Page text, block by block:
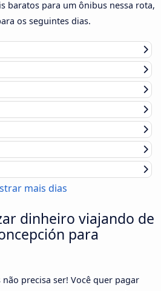
baratos para um ônibus nessa rota,
os seguintes dias.
mais dias
dinheiro viajando de
para
precisa ser! Você quer pagar